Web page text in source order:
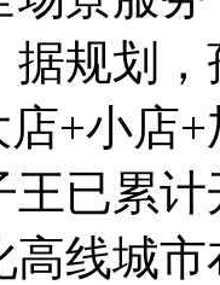
规划
店+小店
王已累
高线城市